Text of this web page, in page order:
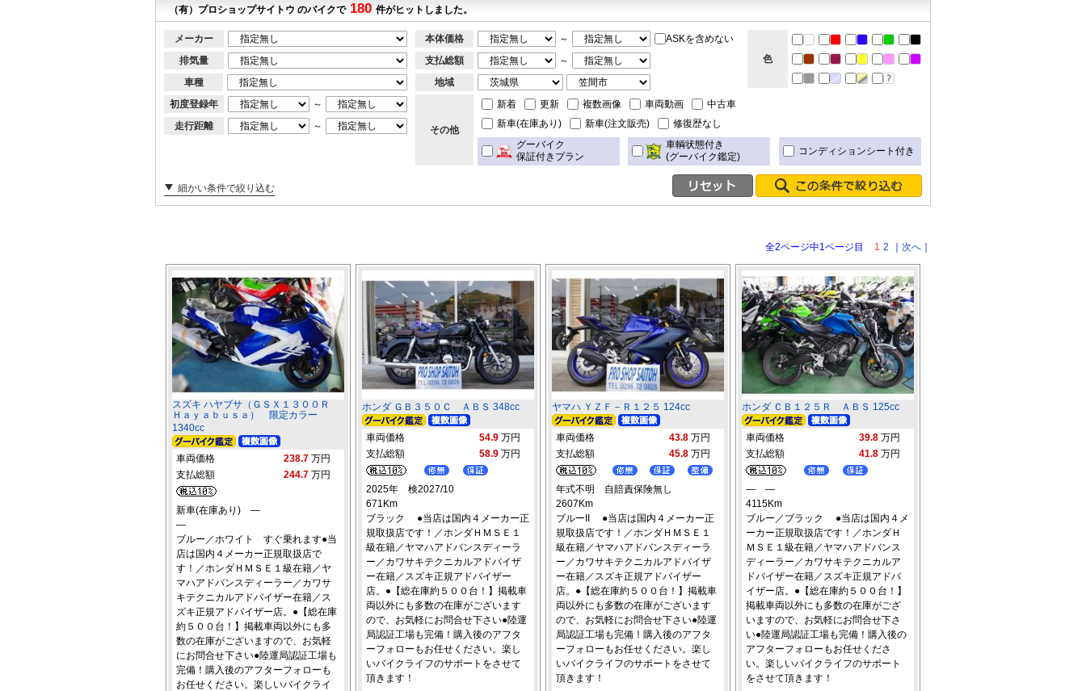
（有）プロショップサイトウ のバイクで 180 件がヒットしました。
メーカー
排気量
車種
初度登録年
～
走行距離
～
本体価格 ～
ASKを含めない
支払総額
～
地域
色
その他
新着 更新 複数画像 車両動画
中古車
新車(在庫あり)
新車(注文販売)
修復歴なし
グーバイク
保証付きプラン
車輌状態付き
(グーバイク鑑定)
コンディションシート付き
細かい条件で絞り込む
全2ページ中1ページ目 1 2 ｜ 次へ ｜
スズキ ハヤブサ（ＧＳＸ１３００Ｒ
Ｈａｙａｂｕｓａ） 限定カラー
1340cc
車両価格 238.7 万円
支払総額
244.7 万円
新車(在庫あり) ―
―
ブルー／ホワイト すぐ乗れます●当
店は国内４メーカー正規取扱店で
す！／ホンダＨＭＳＥ１級在籍／ヤ
マハアドバンスディーラー／カワサ
キテクニカルアドバイザー在籍／ス
ズキ正規アドバイザー店。●【総在庫
約５００台！】掲載車両以外にも多
数の在庫がございますので、お気軽
にお問合せ下さい●陸運局認証工場も
完備！購入後のアフターフォローも
お任せください。楽しいバイクライ
ホンダ ＧＢ３５０Ｃ ＡＢＳ 348cc
車両価格 54.9 万円
支払総額
58.9 万円
2025年 検2027/10
671Km
ブラック ●当店は国内４メーカー正
規取扱店です！／ホンダＨＭＳＥ１
級在籍／ヤマハアドバンスディーラ
ー／カワサキテクニカルアドバイザ
ー在籍／スズキ正規アドバイザー
店。●【総在庫約５００台！】掲載車
両以外にも多数の在庫がございます
ので、お気軽にお問合せ下さい●陸運
局認証工場も完備！購入後のアフタ
ーフォローもお任せください。楽し
いバイクライフのサポートをさせて
頂きます！
ヤマハ ＹＺＦ－Ｒ１２５ 124cc
車両価格 43.8 万円
支払総額
45.8 万円
年式不明 自賠責保険無し
2607Km
ブルーII ●当店は国内４メーカー正
規取扱店です！／ホンダＨＭＳＥ１
級在籍／ヤマハアドバンスディーラ
ー／カワサキテクニカルアドバイザ
ー在籍／スズキ正規アドバイザー
店。●【総在庫約５００台！】掲載車
両以外にも多数の在庫がございます
ので、お気軽にお問合せ下さい●陸運
局認証工場も完備！購入後のアフタ
ーフォローもお任せください。楽し
いバイクライフのサポートをさせて
頂きます！
ホンダ ＣＢ１２５Ｒ ＡＢＳ 125cc
車両価格 39.8 万円
支払総額
41.8 万円
― ―
4115Km
ブルー／ブラック ●当店は国内４メ
ーカー正規取扱店です！／ホンダＨ
ＭＳＥ１級在籍／ヤマハアドバンス
ディーラー／カワサキテクニカルア
ドバイザー在籍／スズキ正規アドバ
イザー店。●【総在庫約５００台！】
掲載車両以外にも多数の在庫がござ
いますので、お気軽にお問合せ下さ
い●陸運局認証工場も完備！購入後の
アフターフォローもお任せくださ
い。楽しいバイクライフのサポート
をさせて頂きます！